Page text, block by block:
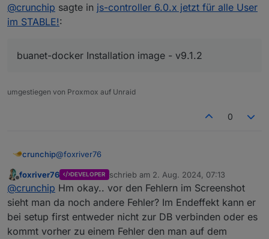
@crunchip sagte in js-controller 6.0.x jetzt für alle User
im STABLE!:
buanet-docker Installation image - v9.1.2
umgestiegen von Proxmox auf Unraid
0
crunchip@foxriver76
@crunchipsagte injs-controller 6.0.x jetzt für alle
User im STABLE!:
foxriver76 DEVELOPER schrieb am 2. Aug. 2024, 07:13
zuletzt editiert von
@crunchip Hm okay.. vor den Fehlern im Screenshot
sieht man da noch andere Fehler? Im Endeffekt kann er
bei setup first entweder nicht zur DB verbinden oder es
kommt vorher zu einem Fehler den man auf dem